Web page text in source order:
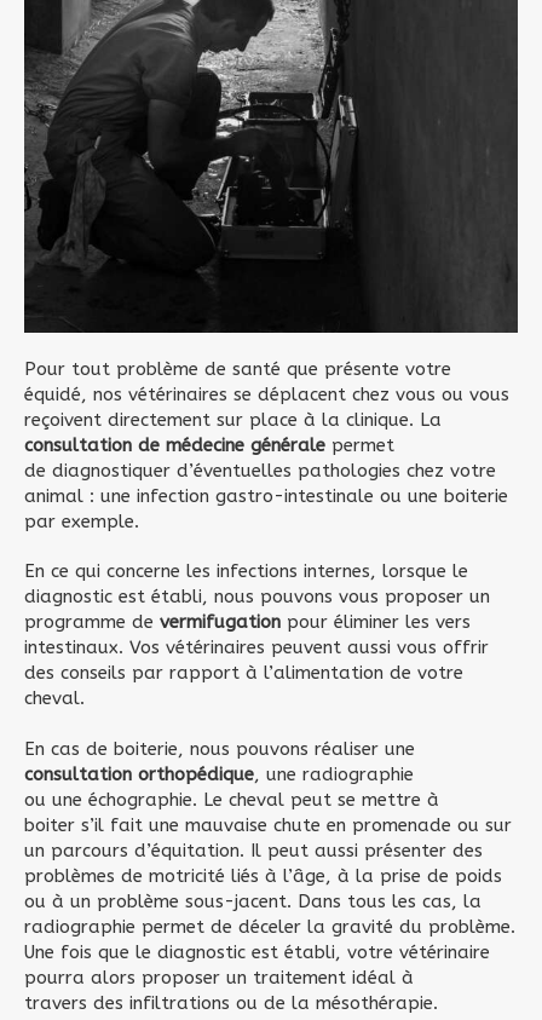
Pour tout problème de santé que présente votre
équidé, nos vétérinaires se déplacent chez vous ou vous
reçoivent directement sur place à la clinique. La
consultation de médecine générale permet
de diagnostiquer d’éventuelles pathologies chez votre
animal : une infection gastro-intestinale ou une boiterie
par exemple.
En ce qui concerne les infections internes, lorsque le
diagnostic est établi, nous pouvons vous proposer un
programme de vermifugation pour éliminer les vers
intestinaux. Vos vétérinaires peuvent aussi vous offrir
des conseils par rapport à l’alimentation de votre
cheval.
En cas de boiterie, nous pouvons réaliser une
consultation orthopédique, une radiographie
ou une échographie. Le cheval peut se mettre à
boiter s’il fait une mauvaise chute en promenade ou sur
un parcours d’équitation. Il peut aussi présenter des
problèmes de motricité liés à l’âge, à la prise de poids
ou à un problème sous-jacent. Dans tous les cas, la
radiographie permet de déceler la gravité du problème.
Une fois que le diagnostic est établi, votre vétérinaire
pourra alors proposer un traitement idéal à
travers des infiltrations ou de la mésothérapie.